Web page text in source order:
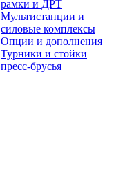
рамки и ДРТ
Мультистанции и
силовые комплексы
Опции и дополнения
Турники и стойки
пресс-брусья